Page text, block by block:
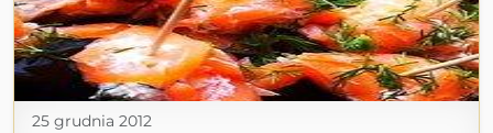
25 grudnia 2012